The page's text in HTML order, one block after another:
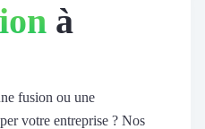
à
fusion ou une
votre entreprise ? Nos